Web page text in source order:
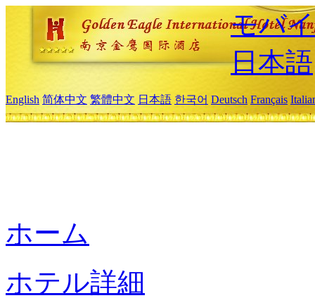
モバ
日本語
English 简体中文 繁體中文 日本語 한국어 Deutsch Français
ホーム
ホテル詳細